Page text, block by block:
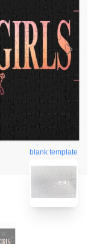
blank template